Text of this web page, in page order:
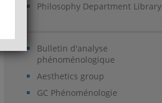
Philosophy Department Library
Bulletin d'analyse
phénoménologique
Aesthetics group
GC Phénoménologie